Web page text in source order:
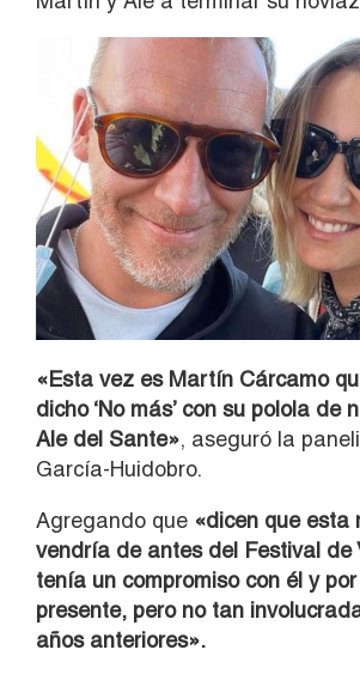
«Esta vez es Martín Cárcamo
dicho ‘No más’ con su polola de
Ale del Sante», aseguró la
García-Huidobro.
Agregando que «dicen que esta
vendría de antes del Festival de
tenía un compromiso con él y
presente, pero no tan
años anteriores».